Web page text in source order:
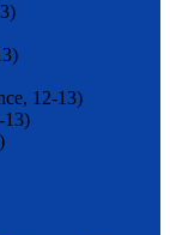
12-13)
13)